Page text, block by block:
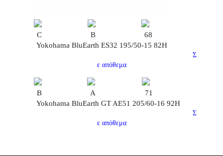
C B
68
Yokohama BluEarth ES32 195/50-15 82H
Σ
ε απόθεμα
B A
71
Yokohama BluEarth GT AE51 205/60-16 92H
Σ
ε απόθεμα